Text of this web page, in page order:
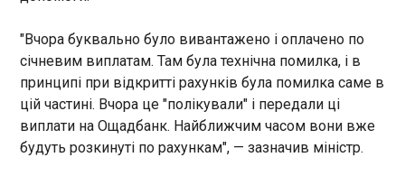
пострілів. Наразі правоохоронці його
розшукують. Про це повідомила пресслужба
поліції. "Близько 14:30 до Святошинського
управління поліції надійшло повідомлення про
те, що по вулиці Мрії невідомий чоловік на
автомобілі Volkswagen Caddy здійснив декілька
пострілів", - зазначили у повідомленні.
ЧИТАТЬ
"Вчора буквально було вивантажено і оплачено по
січневим виплатам. Там була технічна помилка, і в
принципі при відкритті рахунків була помилка саме в
цій частині. Вчора це "полікували" і передали ці
виплати на Ощадбанк. Найближчим часом вони вже
будуть розкинуті по рахункам", — зазначив міністр.